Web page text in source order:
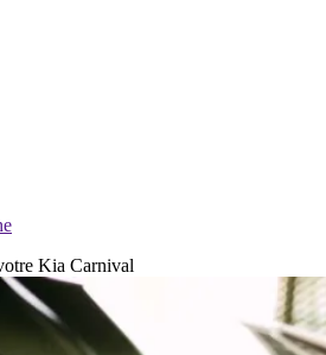
Kia Carnival